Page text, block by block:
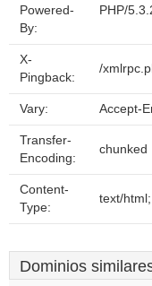
Powered-
By:
PHP/
X-
Pingback:
/
Vary: Accept-
Transfer-
Encoding:
chunked
Content-
Type:
text/
Dominios